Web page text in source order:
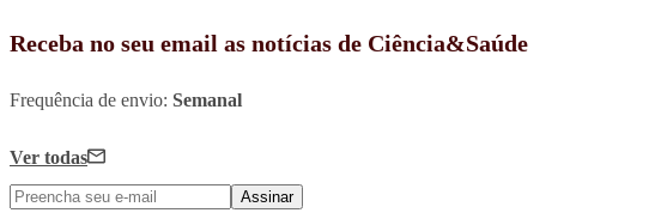
Receba no seu email as notícias de Ciência&Saúde
Frequência de envio: Semanal
Ver todas
Assinar